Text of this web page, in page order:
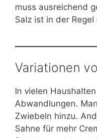
muss ausreichend
Salz ist in der
Variationen
In vielen
Abwandlungen.
Zwiebeln hinzu.
Sahne für mehr